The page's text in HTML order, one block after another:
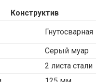
Конструктив
Гнутосварная
Серый муар
2 листа стали